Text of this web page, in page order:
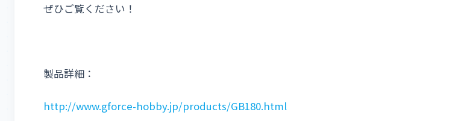
ぜひご覧ください！
製品詳細：
http://www.gforce-hobby.jp/products/GB180.html